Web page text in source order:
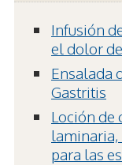
Infusión
el dolor
Ensalada
Gastritis
Loción de
laminaria,
para las